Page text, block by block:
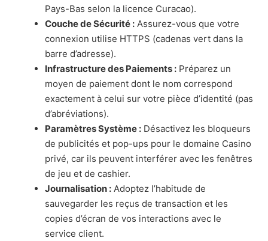
Pays-Bas selon la licence Curacao).
Couche de Sécurité : Assurez-vous que votre
connexion utilise HTTPS (cadenas vert dans la
barre d’adresse).
Infrastructure des Paiements : Préparez un
moyen de paiement dont le nom correspond
exactement à celui sur votre pièce d’identité (pas
d’abréviations).
Paramètres Système : Désactivez les bloqueurs
de publicités et pop-ups pour le domaine Casino
privé, car ils peuvent interférer avec les fenêtres
de jeu et de cashier.
Journalisation : Adoptez l’habitude de
sauvegarder les reçus de transaction et les
copies d’écran de vos interactions avec le
service client.